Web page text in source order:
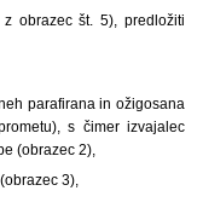
obrazec št. 5), predložiti
parafirana in ožigosana
s čimer izvajalec
(obrazec 2),
3),